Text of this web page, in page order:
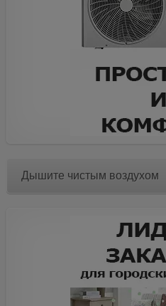
Дышите чистым воздухом